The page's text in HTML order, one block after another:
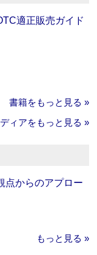
適正販売ガイド
書籍をもっと見る »
ィアをもっと見る »
点からのアプロー
もっと見る »